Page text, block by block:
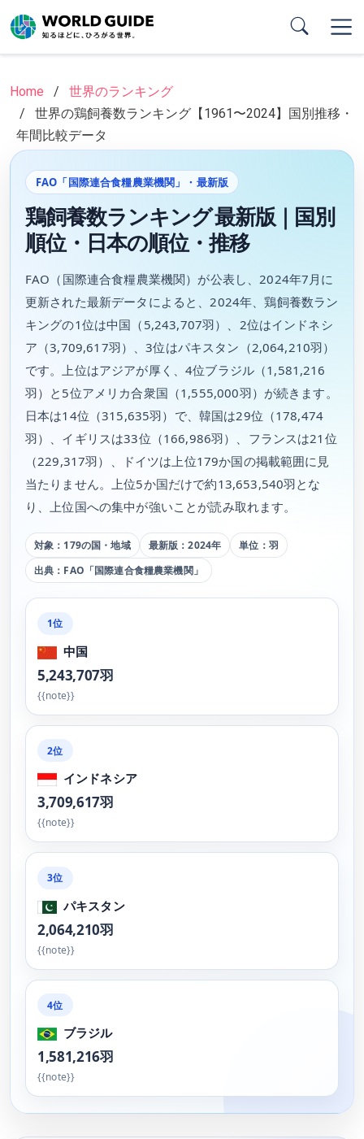
to
main
Home
世界のランキング
世界の鶏飼養数ランキング【1961〜2024】国別推移・
年間比較データ
FAO「国際連合食糧農業機関」・最新版
鶏飼養数ランキング 最新版｜国別
順位・日本の順位・推移
FAO（国際連合食糧農業機関）が公表し、2024年7月に
更新された最新データによると、2024年、鶏飼養数ラン
キングの1位は中国（5,243,707羽）、2位はインドネシ
ア（3,709,617羽）、3位はパキスタン（2,064,210羽）
です。上位はアジアが厚く、4位ブラジル（1,581,216
羽）と5位アメリカ合衆国（1,555,000羽）が続きます。
日本は14位（315,635羽）で、韓国は29位（178,474
羽）、イギリスは33位（166,986羽）、フランスは21位
（229,317羽）、ドイツは上位179か国の掲載範囲に見
当たりません。上位5か国だけで約13,653,540羽とな
り、上位国への集中が強いことが読み取れます。
対象：179の国・地域 最新版：2024年
単位：羽
出典：FAO「国際連合食糧農業機関」
1位
中国
5,243,707羽
{{note}}
2位
インドネシア
3,709,617羽
{{note}}
3位
パキスタン
2,064,210羽
{{note}}
4位
ブラジル
1,581,216羽
{{note}}